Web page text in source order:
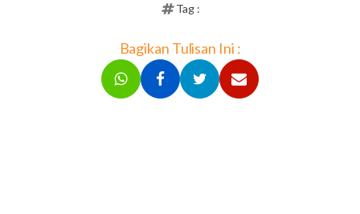
Tag :
Bagikan Tulisan Ini :